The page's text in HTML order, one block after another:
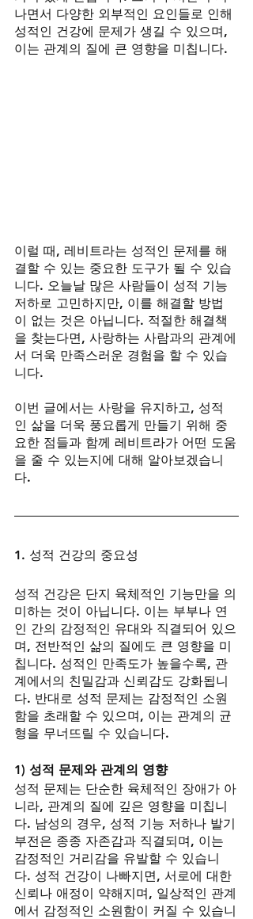
나면서 다양한 외부적인 요인들로 인해
성적인 건강에 문제가 생길 수 있으며,
이는 관계의 질에 큰 영향을 미칩니다.
이럴 때, 레비트라는 성적인 문제를 해
결할 수 있는 중요한 도구가 될 수 있습
니다. 오늘날 많은 사람들이 성적 기능
저하로 고민하지만, 이를 해결할 방법
이 없는 것은 아닙니다. 적절한 해결책
을 찾는다면, 사랑하는 사람과의 관계에
서 더욱 만족스러운 경험을 할 수 있습
니다.
이번 글에서는 사랑을 유지하고, 성적
인 삶을 더욱 풍요롭게 만들기 위해 중
요한 점들과 함께 레비트라가 어떤 도움
을 줄 수 있는지에 대해 알아보겠습니
다.
1. 성적 건강의 중요성
성적 건강은 단지 육체적인 기능만을 의
미하는 것이 아닙니다. 이는 부부나 연
인 간의 감정적인 유대와 직결되어 있으
며, 전반적인 삶의 질에도 큰 영향을 미
칩니다. 성적인 만족도가 높을수록, 관
계에서의 친밀감과 신뢰감도 강화됩니
다. 반대로 성적 문제는 감정적인 소원
함을 초래할 수 있으며, 이는 관계의 균
형을 무너뜨릴 수 있습니다.
1) 성적 문제와 관계의 영향
성적 문제는 단순한 육체적인 장애가 아
니라, 관계의 질에 깊은 영향을 미칩니
다. 남성의 경우, 성적 기능 저하나 발기
부전은 종종 자존감과 직결되며, 이는
감정적인 거리감을 유발할 수 있습니
다. 성적 건강이 나빠지면, 서로에 대한
신뢰나 애정이 약해지며, 일상적인 관계
에서 감정적인 소원함이 커질 수 있습니